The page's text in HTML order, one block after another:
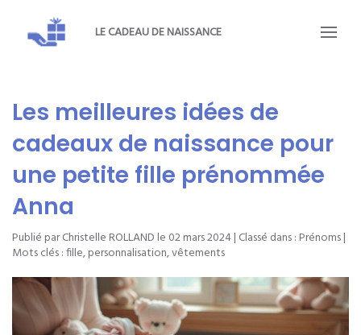
LE CADEAU DE NAISSANCE
Les meilleures idées de
cadeaux de naissance pour
une petite fille prénommée
Anna
Publié par Christelle ROLLAND le 02 mars 2024| Classé dans : Prénoms|
Mots clés :fille,personnalisation,vêtements